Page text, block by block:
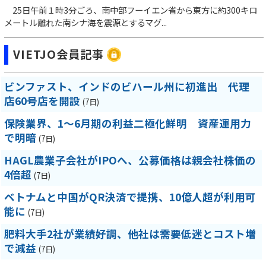
25日午前１時3分ごろ、南中部フーイエン省から東方に約300キロ
メートル離れた南シナ海を震源とするマグ...
VIETJO会員記事
ビンファスト、インドのビハール州に初進出 代理
店60号店を開設 (7日)
保険業界、1～6月期の利益二極化鮮明 資産運用力
で明暗 (7日)
HAGL農業子会社がIPOへ、公募価格は親会社株価の
4倍超 (7日)
ベトナムと中国がQR決済で提携、10億人超が利用可
能に (7日)
肥料大手2社が業績好調、他社は需要低迷とコスト増
で減益 (7日)